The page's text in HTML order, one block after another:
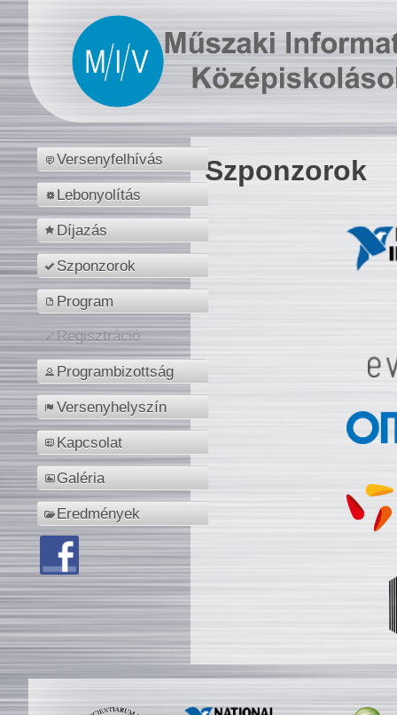
Versenyfelhívás
Lebonyolítás
Díjazás
Szponzorok
Program
Regisztráció
Programbizottság
Versenyhelyszín
Kapcsolat
Galéria
Eredmények
Szponzorok